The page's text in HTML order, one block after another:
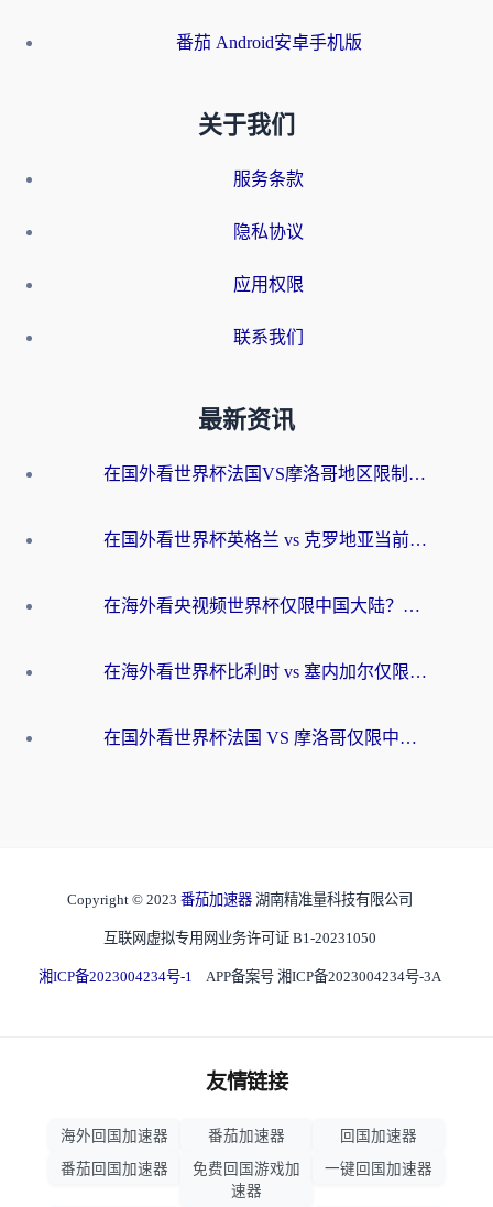
番茄 Android安卓手机版
关于我们
服务条款
隐私协议
应用权限
联系我们
最新资讯
在国外看世界杯法国VS摩洛哥地区限制？这篇指南让你流畅看中文解说无压力
在国外看世界杯英格兰 vs 克罗地亚当前地区不可播放？这篇指南帮你搞定所有海外观赛难题
在海外看央视频世界杯仅限中国大陆？这篇指南帮你解锁中文解说+无卡顿直播
在海外看世界杯比利时 vs 塞内加尔仅限中国大陆？我找到了最流畅的中文解说之路
在国外看世界杯法国 VS 摩洛哥仅限中国大陆？海外党这样看中文解说赛事不卡顿
Copyright © 2023 番茄加速器 湖南精准量科技有限公司
互联网虚拟专用网业务许可证 B1-20231050
湘ICP备2023004234号-1 APP备案号 湘ICP备2023004234号-3A
友情链接
海外回国加速器 番茄加速器
回国加速器
番茄回国加速器
免费回国游戏加
速器
一键回国加速器